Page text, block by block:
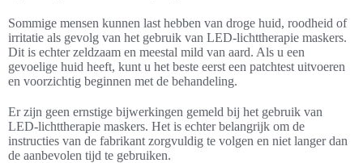
Sommige mensen kunnen last hebben van droge huid, roodheid of
irritatie als gevolg van het gebruik van LED-lichttherapie maskers.
Dit is echter zeldzaam en meestal mild van aard. Als u een
gevoelige huid heeft, kunt u het beste eerst een patchtest uitvoeren
en voorzichtig beginnen met de behandeling.
Er zijn geen ernstige bijwerkingen gemeld bij het gebruik van
LED-lichttherapie maskers. Het is echter belangrijk om de
instructies van de fabrikant zorgvuldig te volgen en niet langer dan
de aanbevolen tijd te gebruiken.